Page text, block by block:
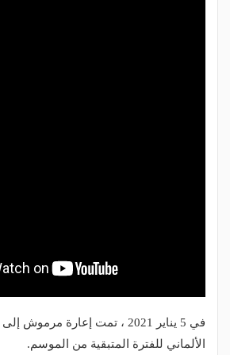
في 5 يناير 2021 ، تمت إعارة
الألماني للفترة المتبقية من الموسم.